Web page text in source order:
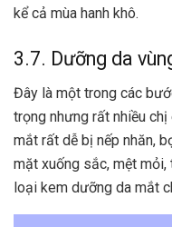
kể cả mùa hanh khô.
3.7. Dưỡng da
Đây là một trong các
trọng nhưng rất nhiều chị
mắt rất dễ bị nếp nhăn,
mặt xuống sắc, mệt
loại kem dưỡng da mắt